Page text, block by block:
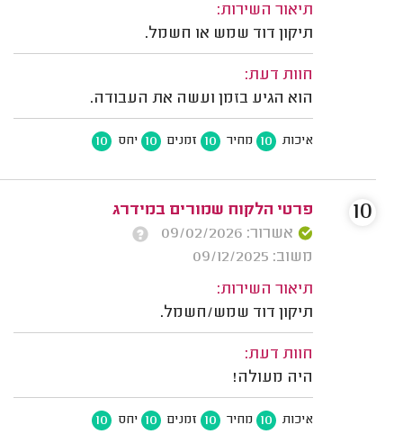
תיאור השירות:
תיקון דוד שמש או חשמל.
חוות דעת:
הוא הגיע בזמן ועשה את העבודה.
איכות 10 מחיר 10 זמנים 10 יחס 10
פרטי הלקוח שמורים במידרג
אשרור: 09/02/2026
משוב: 09/12/2025
תיאור השירות:
תיקון דוד שמש/חשמל.
חוות דעת:
היה מעולה!
איכות 10 מחיר 10 זמנים 10 יחס 10
10